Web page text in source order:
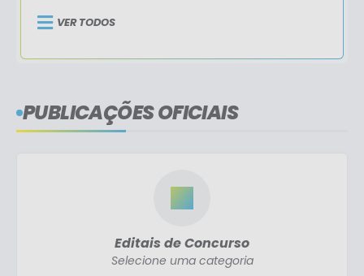
VER TODOS
PUBLICAÇÕES OFICIAIS
Editais de Concurso
Selecione uma categoria